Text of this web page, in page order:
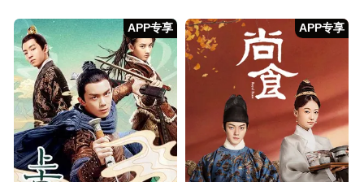
APP专享 APP专享